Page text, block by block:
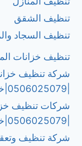
تنظيف الشقق
تنظيف السجاد
تنظيف خزانات
شركة تنظيف
شركات تنظيف
شركة تنظيف